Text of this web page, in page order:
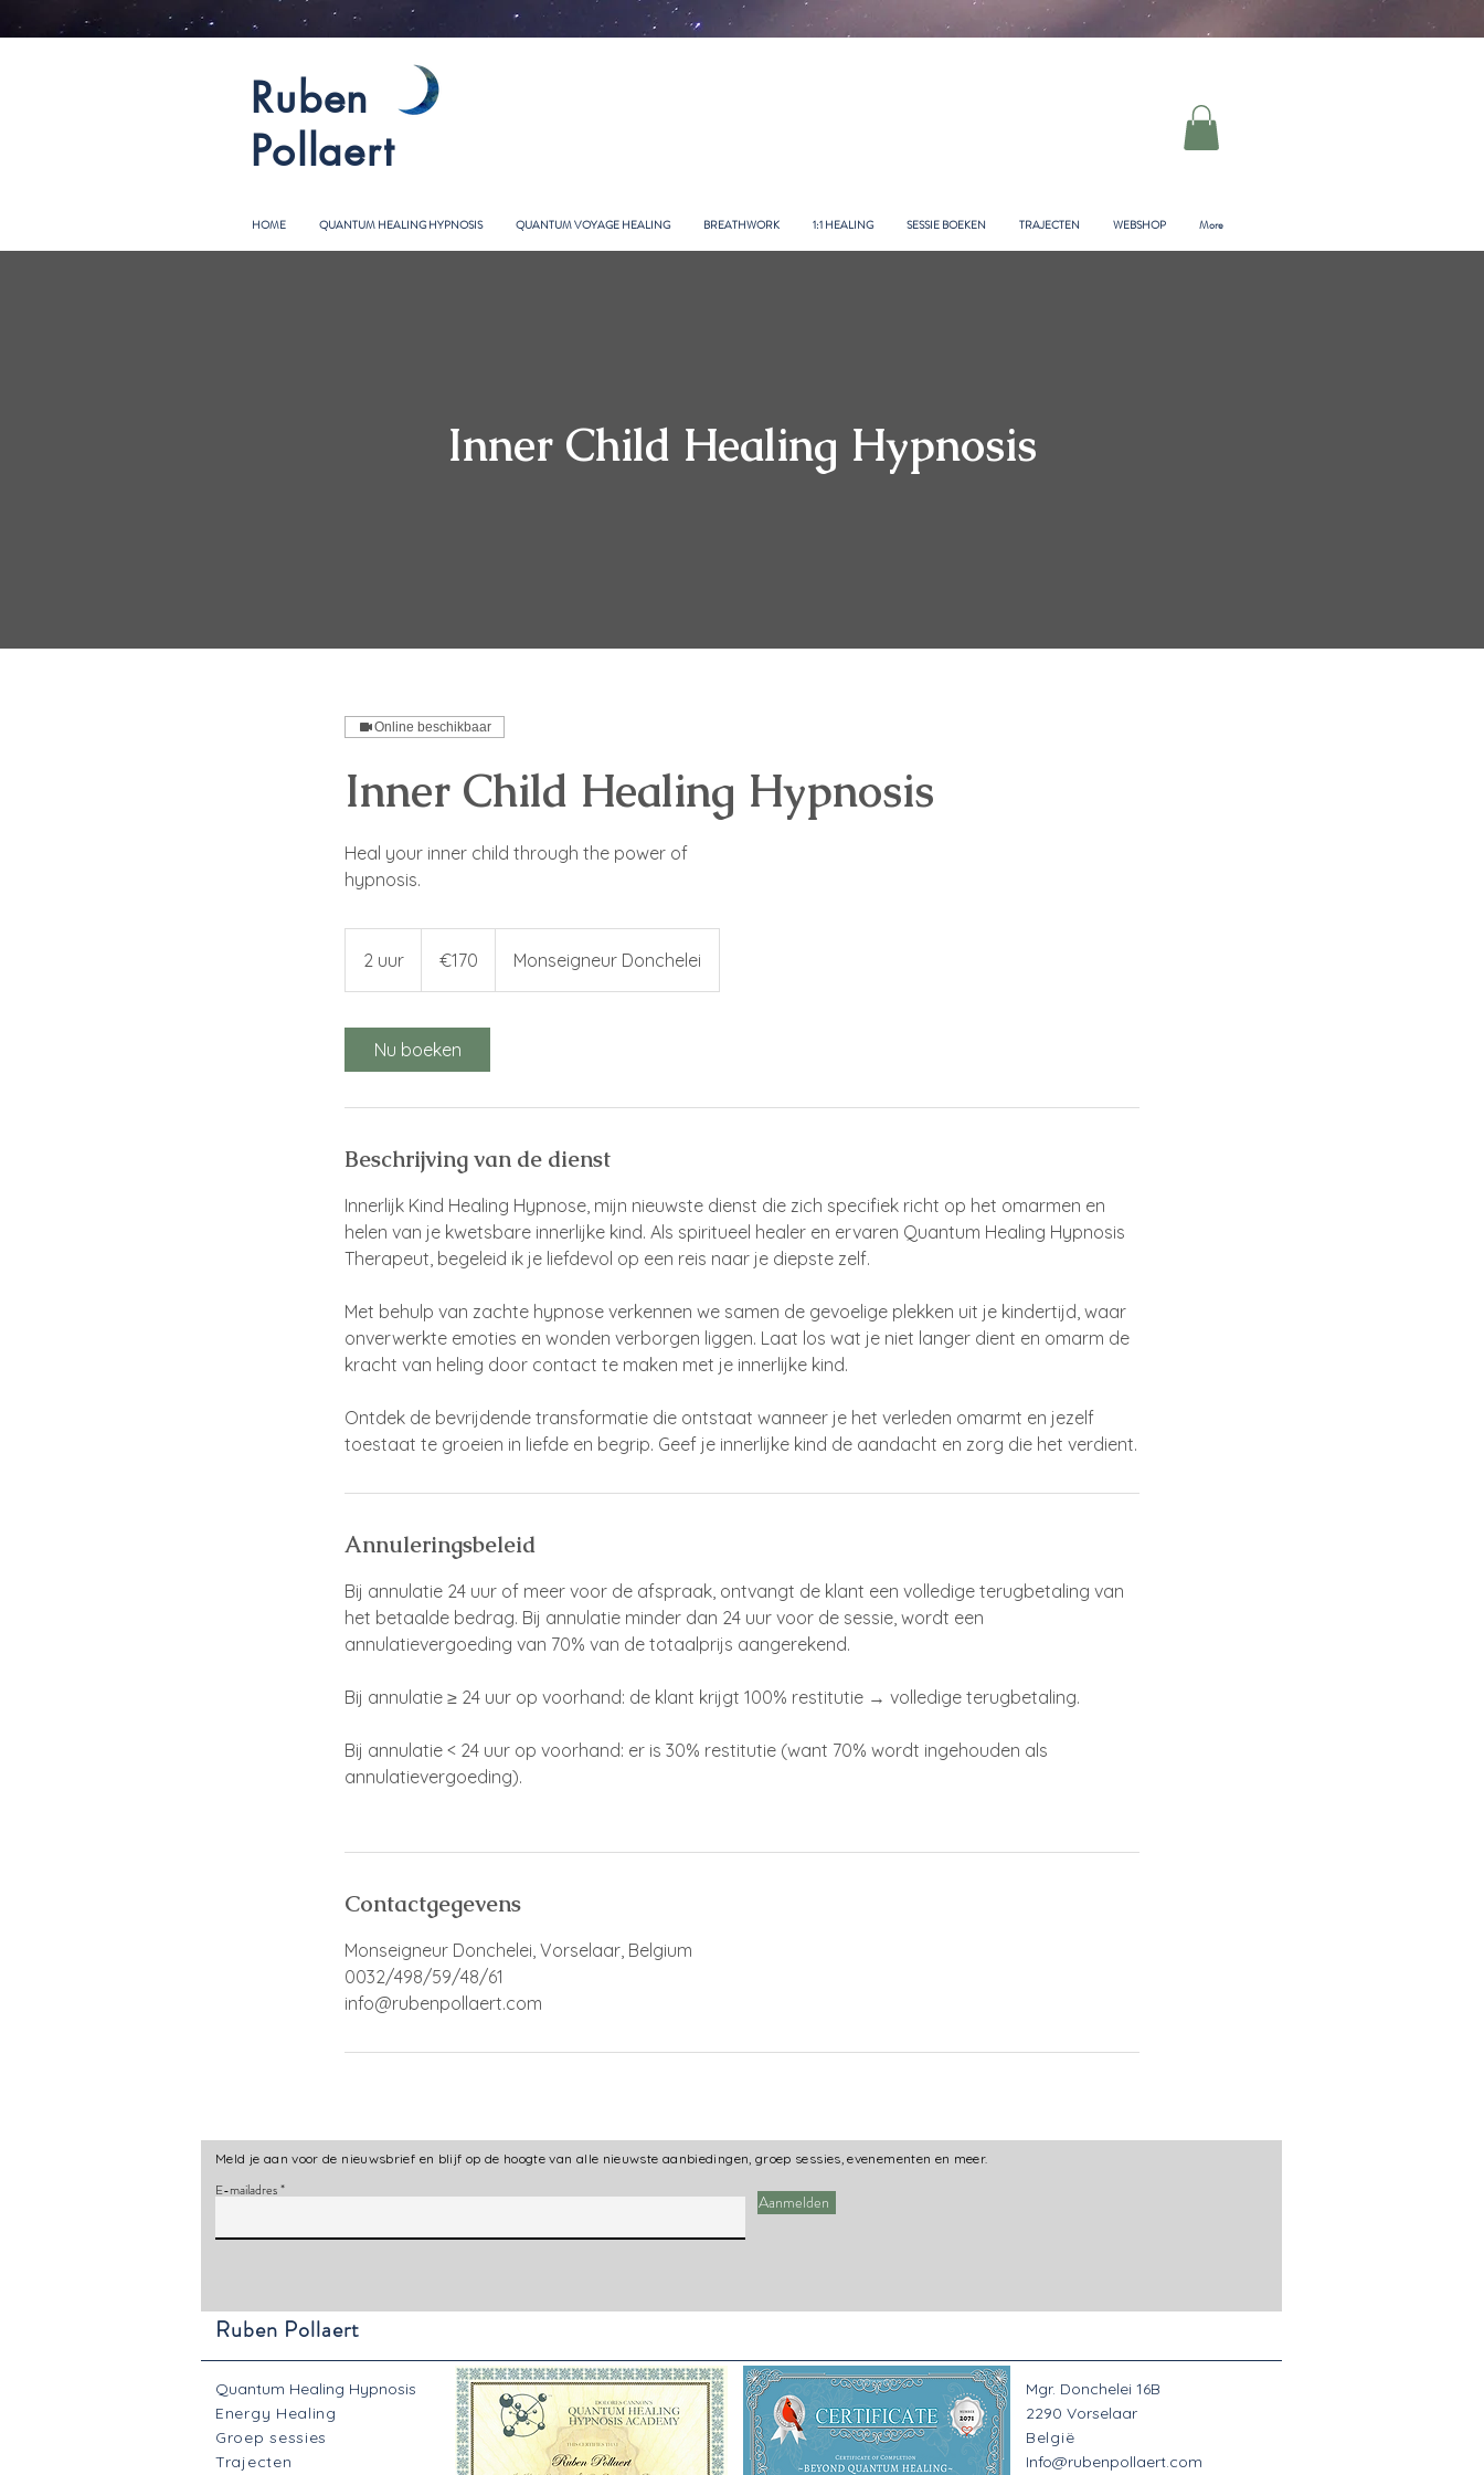
Ruben
Pollaert
HOME QUANTUM HEALING HYPNOSIS QUANTUM VOYAGE HEALING BREATHWORK 1:1 HEALING SESSIE BOEKEN TRAJECTEN WEBSHOP More
Inner Child Healing Hypnosis
Online beschikbaar
Inner Child Healing Hypnosis
Heal your inner child through the power of
2 uur
u
€170 Monseigneur Donchelei
Nu boeken
Beschrijving van de dienst
Innerlijk Kind Healing Hypnose, mijn nieuwste dienst die zich specifiek richt op het omarmen en
helen van je kwetsbare innerlijke kind. Als spiritueel healer en ervaren Quantum Healing Hypnosis
Therapeut, begeleid ik je liefdevol op een reis naar je diepste zelf.
Met behulp van zachte hypnose verkennen we samen de gevoelige plekken uit je kindertijd, waar
onverwerkte emoties en wonden verborgen liggen. Laat los wat je niet langer dient en omarm de
kracht van heling door contact te maken met je innerlijke kind.
Ontdek de bevrijdende transformatie die ontstaat wanneer je het verleden omarmt en jezelf
toestaat te groeien in liefde en begrip. Geef je innerlijke kind de aandacht en zorg die het verdient.
Annuleringsbeleid
Bij annulatie 24 uur of meer voor de afspraak, ontvangt de klant een volledige terugbetaling van
het betaalde bedrag. Bij annulatie minder dan 24 uur voor de sessie, wordt een
annulatievergoeding van 70% van de totaalprijs aangerekend.
Bij annulatie ≥ 24 uur op voorhand: de klant krijgt 100% restitutie → volledige terugbetaling.
Bij annulatie < 24 uur op voorhand: er is 30% restitutie (want 70% wordt ingehouden als
annulatievergoeding).
Contactgegevens
Monseigneur Donchelei, Vorselaar, Belgium
0032/498/59/48/61
info@rubenpollaert.com
Meld je aan voor de nieuwsbrief en blijf op de hoogte van alle nieuwste aanbiedingen, groep sessies, evenementen en meer.
E-mailadres
Aanmelden
Ruben Pollaert
Quantum Healing Hypnosis
Energy Healing
Groep sessies
Trajecten
Mgr. Donchelei 16B
2290 Vorselaar
België
Info@rubenpollaert.com